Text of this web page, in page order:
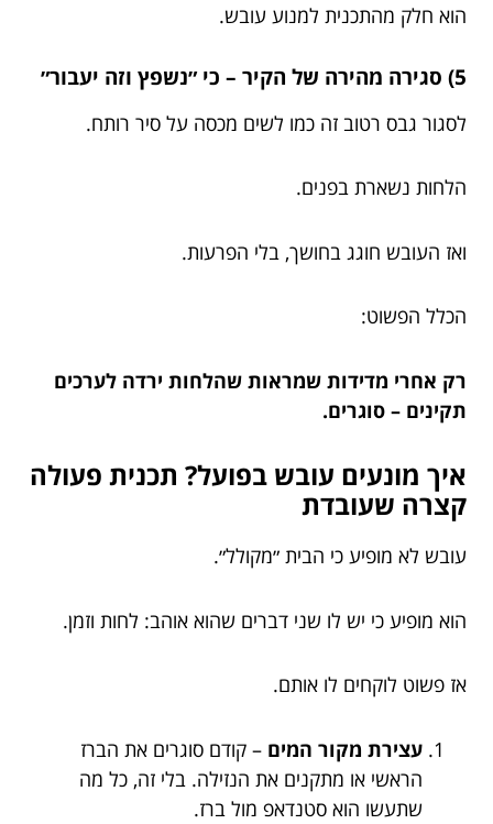
הוא חלק מהתכנית למנוע עובש.
5) סגירה מהירה של הקיר – כי ״נשפץ וזה יעבור״
לסגור גבס רטוב זה כמו לשים מכסה על סיר רותח.
הלחות נשארת בפנים.
ואז העובש חוגג בחושך, בלי הפרעות.
הכלל הפשוט:
רק אחרי מדידות שמראות שהלחות ירדה לערכים
תקינים – סוגרים.
איך מונעים עובש בפועל? תכנית פעולה
קצרה שעובדת
עובש לא מופיע כי הבית ״מקולל״.
הוא מופיע כי יש לו שני דברים שהוא אוהב: לחות וזמן.
אז פשוט לוקחים לו אותם.
עצירת מקור המים – קודם סוגרים את הברז
הראשי או מתקנים את הנזילה. בלי זה, כל מה
שתעשו הוא סטנדאפ מול ברז.